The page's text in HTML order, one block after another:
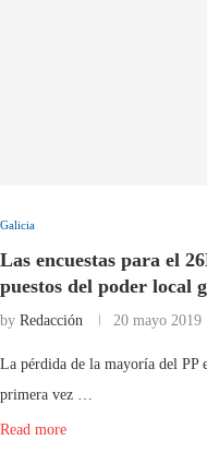
Galicia
Las encuestas para el
puestos del poder local
by Redacción 20 mayo 2019
La pérdida de la mayoría del PP
primera vez …
Read more